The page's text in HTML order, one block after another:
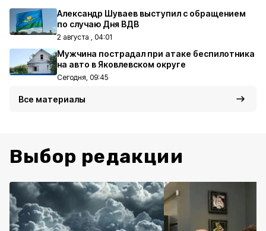
Александр Шуваев выступил с обращением
по случаю Дня ВДВ
2 августа , 04:01
Мужчина пострадал при атаке беспилотника
на авто в Яковлевском округе
Сегодня, 09:45
Все материалы
Выбор редакции